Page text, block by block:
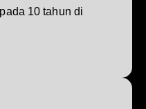
10 tahun di